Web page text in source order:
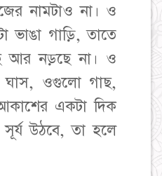
নামটাও না। ও
ভাঙা গাড়ি, তাতে
নড়ছে না। ও
ঘাস, ওগুলো গাছ,
একটা দিক
উঠবে, তা হলে